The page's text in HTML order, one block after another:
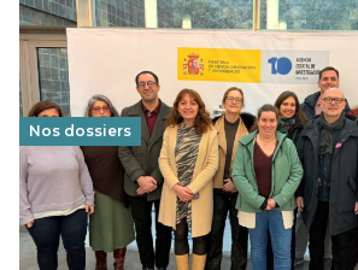
Nos dossiers
Éducation au vivre-ensemble : un
franco-espagnol pour changer
29 juin 2026-National